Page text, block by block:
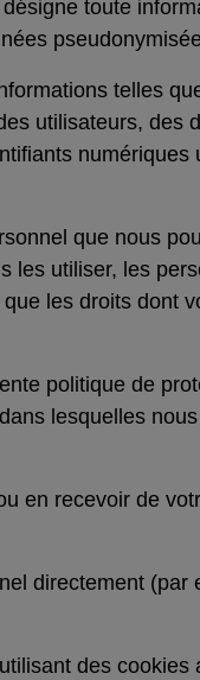
toute
telles
utilisateurs, des
numériques
que nous
les utiliser, les
les droits dont
politique de
lesquelles
en recevoir de
directement
des